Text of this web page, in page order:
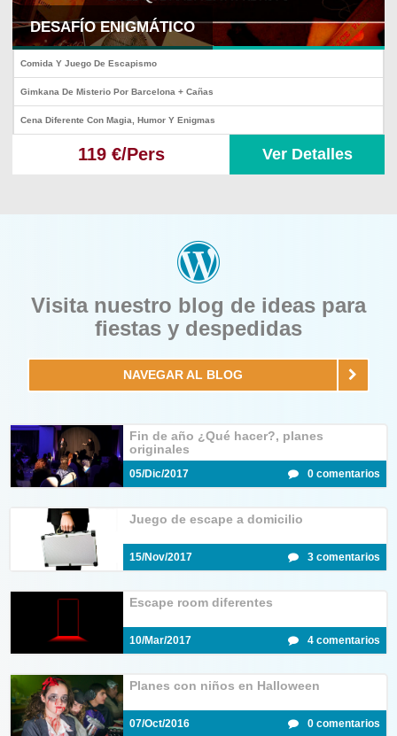
DESAFÍO ENIGMÁTICO
Comida Y Juego De Escapismo
Gimkana De Misterio Por Barcelona + Cañas
Cena Diferente Con Magia, Humor Y Enigmas
119 €/Pers Ver Detalles
Visita nuestro blog de ideas para
fiestas y despedidas
NAVEGAR AL BLOG
Fin de año ¿Qué hacer?, planes
originales
05/Dic/2017 0 comentarios
Juego de escape a domicilio
15/Nov/2017 3 comentarios
Escape room diferentes
10/Mar/2017 4 comentarios
Planes con niños en Halloween
07/Oct/2016 0 comentarios